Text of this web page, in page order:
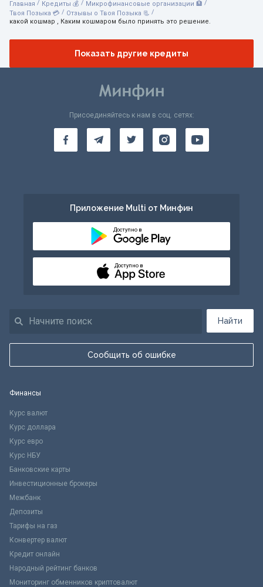
Главная / Кредиты 💰 / Микрофинансовые организации 🏦 /
Твоя Позыка 💳 / Отзывы о Твоя Позыка 📃 /
какой кошмар , Каким кошмаром было принять это решение.
Показать другие кредиты
Найти
Сообщить об ошибке
Присоединяйтесь к нам в соц. сетях:
Приложение Multi от Минфин
Доступно в
Доступно в
Финансы
Курс валют
Курс доллара
Курс евро
Курс НБУ
Банковские карты
Инвестиционные брокеры
Межбанк
Депозиты
Тарифы на газ
Конвертер валют
Кредит онлайн
Народный рейтинг банков
Мониторинг обменников криптовалют